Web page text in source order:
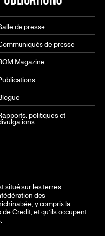
de presse
de presse
Magazine
politiques et
situé sur les terres
des
y compris la
Credit, et qu’ils occupent